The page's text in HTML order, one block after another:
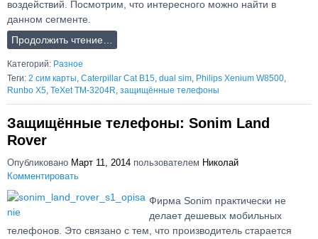
воздействий. Посмотрим, что интересного можно найти в
данном сегменте.
Продолжить чтение…
Категорий: Разное
Теги: 2 сим карты Caterpillar Cat B15 dual sim Philips Xenium W8500
Runbo X5 TeXet TM-3204R защищённые телефоны
Защищённые телефоны: Sonim Land
Rover
Опубликовано Март 11, 2014 пользователем Николай
Комментировать
Фирма Sonim практически не
делает дешевых мобильных
телефонов. Это связано с тем, что производитель старается